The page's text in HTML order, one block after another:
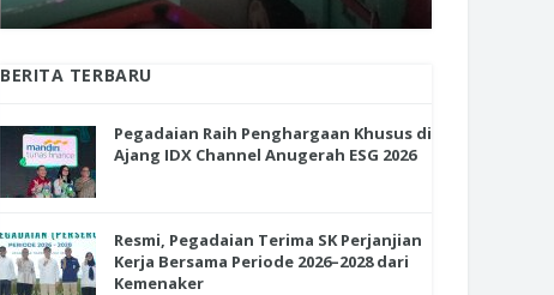
BERITA TERBARU
Pegadaian Raih Penghargaan Khusus di
Ajang IDX Channel Anugerah ESG 2026
Resmi, Pegadaian Terima SK Perjanjian
Kerja Bersama Periode 2026–2028 dari
Kemenaker